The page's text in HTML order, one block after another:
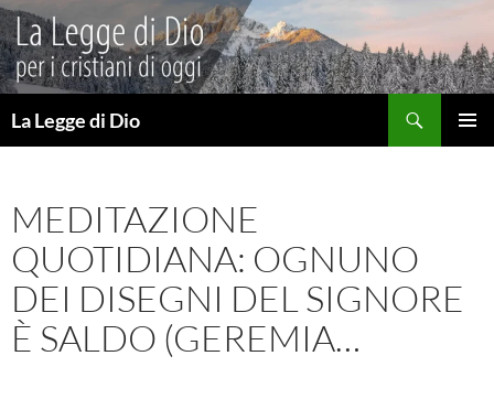
Vai
al
contenuto
La Legge di Dio
MEDITAZIONE
QUOTIDIANA: OGNUNO
DEI DISEGNI DEL SIGNORE
È SALDO (GEREMIA…